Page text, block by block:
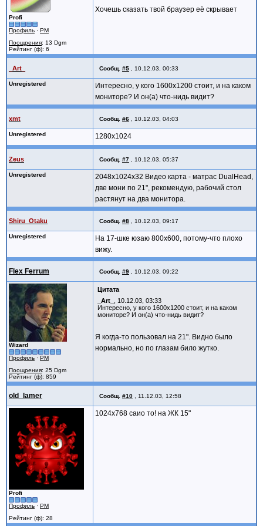
Profi
Профиль · PM
Поощрения: 13 Dgm
Рейтинг (ф): 6
Хочешь сказать твой браузер её скрывает
_Art_ Сообщ. #5 10.12.03, 00:33
Unregistered
Интересно, у кого 1600x1200 стоит, и на каком
мониторе? И он(а) что-нидь видит?
xmt Сообщ. #6 10.12.03, 04:03
Unregistered 1280x1024
Zeus Сообщ. #7 10.12.03, 05:37
Unregistered
2048x1024x32 Видео карта - матрас DualHead,
две мони по 21", рекомендую, рабочий стол
растянут на два монитора.
Shiru_Otaku Сообщ. #8 10.12.03, 09:17
Unregistered
На 17-шке юзаю 800х600, потому-что плохо
вижу.
Flex Ferrum Сообщ. #9 10.12.03, 09:22
Wizard
Профиль · PM
Поощрения: 25 Dgm
Рейтинг (ф): 859
Цитата
_Art_
, 10.12.03, 03:33
Интересно, у кого 1600x1200 стоит, и на каком
мониторе? И он(а) что-нидь видит?
Я когда-то пользовал на 21". Видно было
нормально, но по глазам било жутко.
old_lamer Сообщ. #10 11.12.03, 12:58
Profi
Профиль · PM
Рейтинг (ф): 28
1024х768 саио то! на ЖК 15"